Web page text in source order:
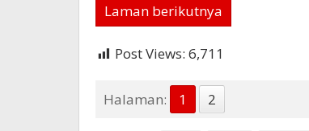
Laman berikutnya
Post Views: 6,711
Halaman: 1 2